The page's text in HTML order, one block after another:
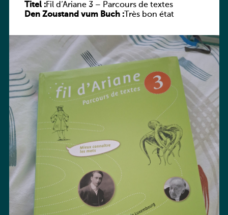
Titel :Fil d’Ariane 3 – Parcours de textes
Den Zoustand vum Buch :Très bon état